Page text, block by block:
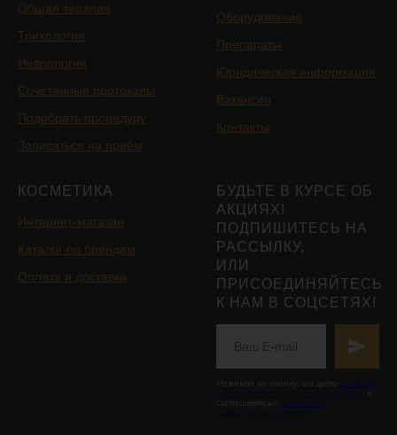
Общая терапия
Трихология
Неврология
Сочетанные протоколы
Подобрать процедуру
Записаться на приём
Оборудование
Препараты
Юридическая информация
Вакансии
Контакты
КОСМЕТИКА
Интернет-магазин
Каталог по брендам
Оплата и доставка
БУДЬТЕ В КУРСЕ ОБ
АКЦИЯХ!
ПОДПИШИТЕСЬ НА
РАССЫЛКУ,
ИЛИ
ПРИСОЕДИНЯЙТЕСЬ
К НАМ В СОЦСЕТЯХ!
Нажимая на кнопку, вы даете
согласие
на обработку персональных данных и
соглашаетесь с
политикой
конфиденциальности